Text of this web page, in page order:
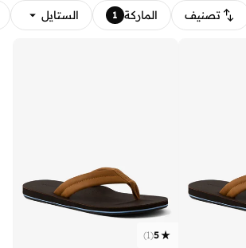
تصنيف الماركة 1 الستايل
5
(
1
)